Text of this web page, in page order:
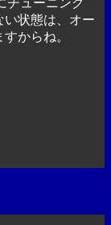
チューニング
い状態は、オー
からね。